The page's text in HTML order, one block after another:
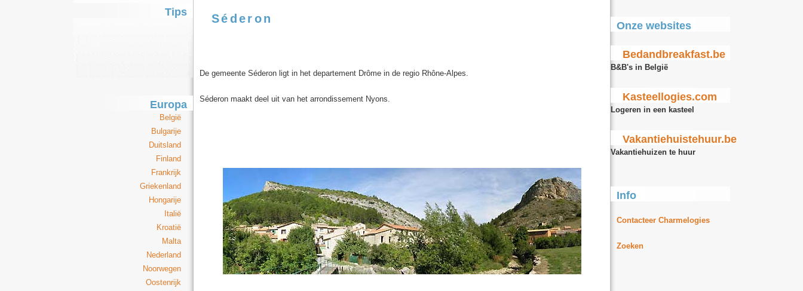
Tips
Europa
België
Bulgarije
Duitsland
Finland
Frankrijk
Griekenland
Hongarije
Italië
Kroatië
Malta
Nederland
Noorwegen
Oostenrijk
Séderon
De gemeente Séderon ligt in het departement Drôme in de regio Rhône-Alpes.
Séderon maakt deel uit van het arrondissement Nyons.
Onze websites
Bedandbreakfast.be
B&B's in België
Kasteellogies.com
Logeren in een kasteel
Vakantiehuistehuur.be
Vakantiehuizen te huur
Info
Contacteer Charmelogies
Zoeken